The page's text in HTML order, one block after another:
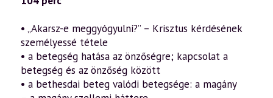
lett”
János
evangéliuma
a
szellemtudomány
fényében
30.
rész
(2016.01.08.)
• „Akarsz-e meggyógyulni?” – Krisztus kérdésének
személyessé tétele
• a betegség hatása az önzőségre; kapcsolat a
betegség és az önzőség között
• a bethesdai beteg valódi betegsége: a magány